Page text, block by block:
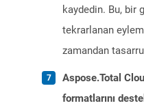
kaydedin. Bu, bir
tekrarlanan
zamandan
Aspose.Total
formatlarını